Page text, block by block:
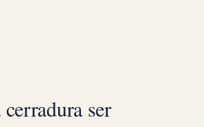
cerradura ser